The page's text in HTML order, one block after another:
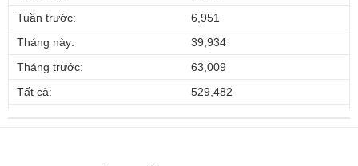
Tuần trước:
6,951
Tháng này:
39,934
Tháng trước:
63,009
Tất cả:
529,482